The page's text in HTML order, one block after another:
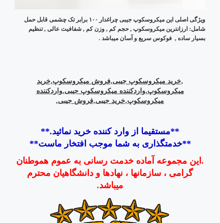
ویژگی اصلی این میکروسکوپ جیبی چراغدار ۱۰۰ برابر تک چشمی قابل حمل
شامل: ارزانترین میکروسکوپ , حجم کم , وزن کم , شفافیت عالی , تنظیم
بسیار ساده , فوکوس سریع و آسان میباشد .
,خرید میکروسکوپ جیبی,فروش میکروسکوپ,خرید
میکروسکوپ,واردکننده میکروسکوپ جیبی,واردکننده
میکروسکوپ,خرید جیبی,فروش جیبی,
**مستقیما از وارد کننده خرید نمائید.**‏
‏**خدمتگذاری به شما موجب افتخار ماست‏**
.این مجموعه آماده خدمت رسانی به عموم هموطنان
گرامی ، سازمانها ، نهادها و دانشگاهیان محترم
میباشد.